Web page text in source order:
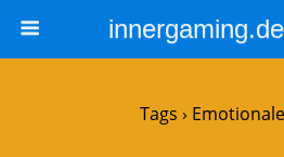
Tags ›